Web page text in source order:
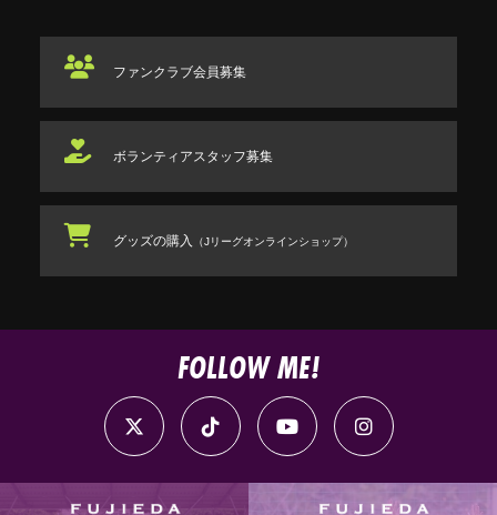
ファンクラブ会員募集
ボランティアスタッフ募集
グッズの購入 （Jリーグオンラインショップ）
FOLLOW ME!